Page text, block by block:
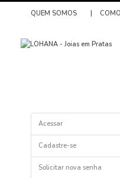
QUEM SOMOS
Acessar
Cadastre-se
Solicitar nova senha